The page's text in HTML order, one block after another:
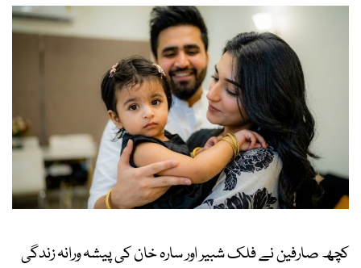
کچھ صارفین نے فلک شبیر اور سارہ خان کی پیشہ ورانہ زندگی